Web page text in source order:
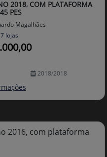
2018, COM PLATAFORMA
PES
Magalhães
lojas
2018/2018